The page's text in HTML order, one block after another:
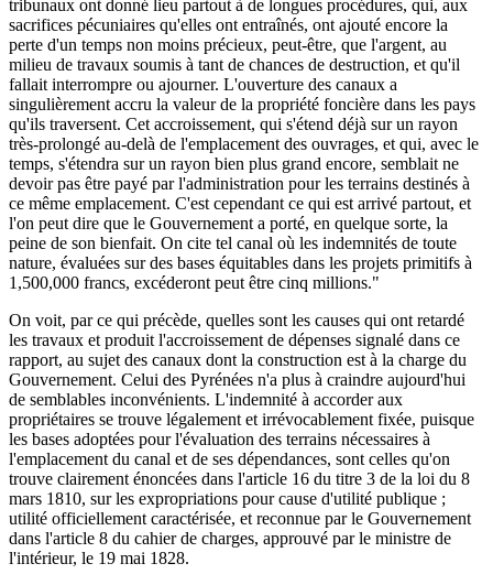
tribunaux ont donné lieu partout à de longues procédures, qui, aux
sacrifices pécuniaires qu'elles ont entraînés, ont ajouté encore la
perte d'un temps non moins précieux, peut-être, que l'argent, au
milieu de travaux soumis à tant de chances de destruction, et qu'il
fallait interrompre ou ajourner. L'ouverture des canaux a
singulièrement accru la valeur de la propriété foncière dans les pays
qu'ils traversent. Cet accroissement, qui s'étend déjà sur un rayon
très-prolongé au-delà de l'emplacement des ouvrages, et qui, avec le
temps, s'étendra sur un rayon bien plus grand encore, semblait ne
devoir pas être payé par l'administration pour les terrains destinés à
ce même emplacement. C'est cependant ce qui est arrivé partout, et
l'on peut dire que le Gouvernement a porté, en quelque sorte, la
peine de son bienfait. On cite tel canal où les indemnités de toute
nature, évaluées sur des bases équitables dans les projets primitifs à
1,500,000 francs, excéderont peut être cinq millions."
On voit, par ce qui précède, quelles sont les causes qui ont retardé
les travaux et produit l'accroissement de dépenses signalé dans ce
rapport, au sujet des canaux dont la construction est à la charge du
Gouvernement. Celui des Pyrénées n'a plus à craindre aujourd'hui
de semblables inconvénients. L'indemnité à accorder aux
propriétaires se trouve légalement et irrévocablement fixée, puisque
les bases adoptées pour l'évaluation des terrains nécessaires à
l'emplacement du canal et de ses dépendances, sont celles qu'on
trouve clairement énoncées dans l'article 16 du titre 3 de la loi du 8
mars 1810, sur les expropriations pour cause d'utilité publique ;
utilité officiellement caractérisée, et reconnue par le Gouvernement
dans l'article 8 du cahier de charges, approuvé par le ministre de
l'intérieur, le 19 mai 1828.